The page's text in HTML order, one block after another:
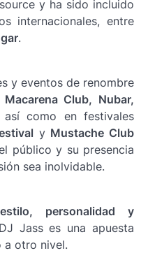
y ha sido incluido
internacionales, entre
.
y eventos de renombre
Club, Nubar,
como en festivales
y Mustache Club
público y su presencia
sea inolvidable.
personalidad y
Jass es una apuesta
a otro nivel.